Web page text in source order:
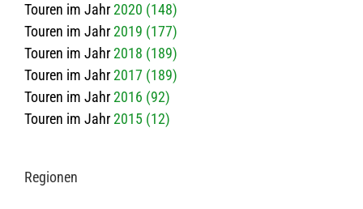
Touren im Jahr2020 (148)
Touren im Jahr2019 (177)
Touren im Jahr2018 (189)
Touren im Jahr2017 (189)
Touren im Jahr2016 (92)
Touren im Jahr2015 (12)
Regio­nen